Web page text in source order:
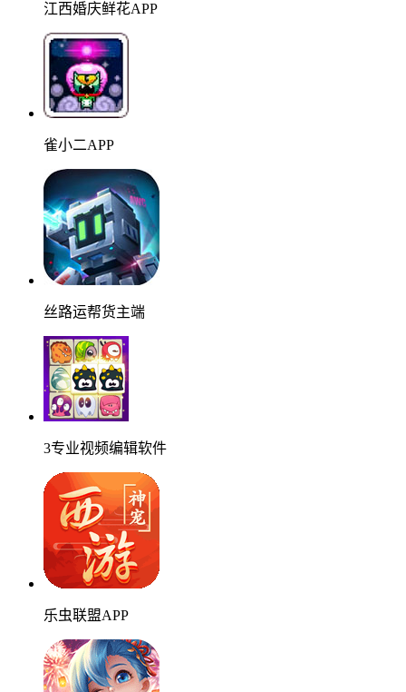
江西婚庆鲜花APP
雀小二APP
丝路运帮货主端
3专业视频编辑软件
乐虫联盟APP